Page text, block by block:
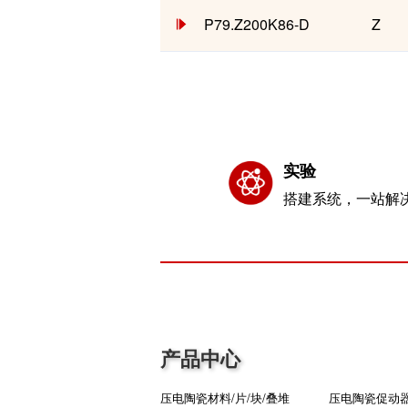
P79.Z200K86-D Z
实验
搭建系统，一站解
产品中心
压电陶瓷材料/片/块/叠堆 压电陶瓷促动